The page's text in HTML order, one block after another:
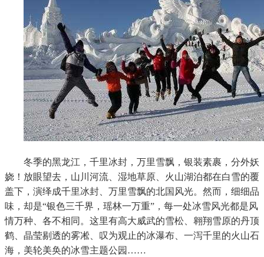
冬季的黑龙江，千里冰封，万里雪飘，银装素裹，分外妖
娆！放眼望去，山川河流、湿地草原、火山湖泊都在白雪的覆
盖下，演绎成千里冰封、万里雪飘的北国风光。然而，细细品
味，却是“银色三千界，瑶林一万重”，每一处冰雪风光都是风
情万种、各不相同。这里有高大威武的雪松、翱翔雪原的丹顶
鹤、晶莹剔透的雾凇、叹为观止的冰瀑布、一泻千里的火山石
海，美轮美奂的冰雪主题公园……